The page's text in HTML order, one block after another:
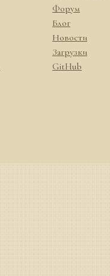
Форум
Блог
Новости
Загрузки
GitHub